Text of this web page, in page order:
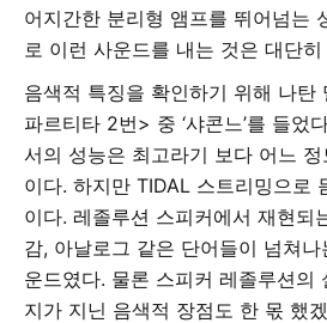
어지간한 분리형 앰프를 뛰어넘는
로 이런 사운드를 내는 것은 대단
음색적 특징을 확인하기 위해 나
파르티타 2번> 중 ‘샤콘느’를 들
서의 성능은 최고라기 보다 어느
이다. 하지만 TIDAL 스트리밍으로
이다. 레졸루션 스피커에서 재현되
감, 아날로그 같은 단어들이 넘쳐
운드였다. 물론 스피커 레졸루션
지가 지닌 음색적 장점도 한 몫 했